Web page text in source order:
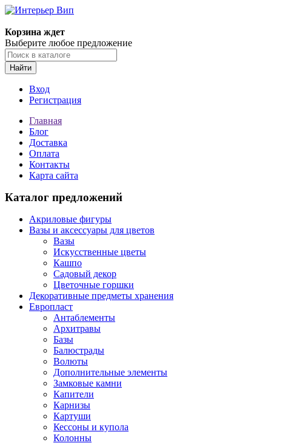
Корзина ждет
Выберите любое предложение
Найти
Вход
Регистрация
Главная
Блог
Доставка
Оплата
Контакты
Карта сайта
Каталог предложений
Акриловые фигуры
Вазы и аксессуары для цветов
Вазы
Искусственные цветы
Кашпо
Садовый декор
Цветочные горшки
Декоративные предметы хранения
Европласт
Антаблементы
Архитравы
Базы
Балюстрады
Волюты
Дополнительные элементы
Замковые камни
Капители
Карнизы
Картуши
Кессоны и купола
Колонны